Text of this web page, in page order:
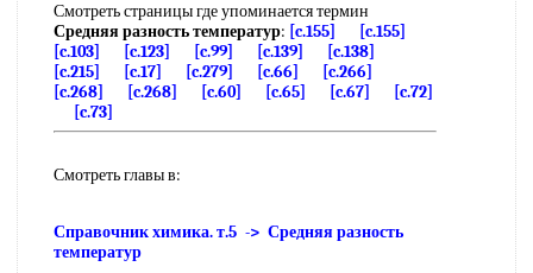
Смотреть страницы где упоминается термин
Средняя разность температур: [c.155]
[c.155]
[c.103]
[c.123] [c.99] [c.139]
[c.138]
[c.215]
[c.17] [c.279] [c.66]
[c.266]
[c.268]
[c.268] [c.60] [c.65] [c.67]
[c.72]
[c.73]
Смотреть главы в:
Справочник химика. т.5 -> Средняя разность
температур